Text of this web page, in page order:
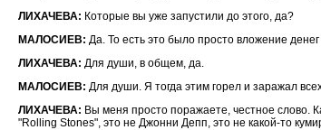
ЛИХАЧЕВА: Которые вы уже запустили до этого, да?
МАЛОСИЕВ: Да. То есть это было просто вложение денег
ЛИХАЧЕВА: Для души, в общем, да.
МАЛОСИЕВ: Для души. Я тогда этим горел и заражал
ЛИХАЧЕВА: Вы меня просто поражаете, честное слово.
"Rolling Stones", это не Джонни Депп, это не какой-то